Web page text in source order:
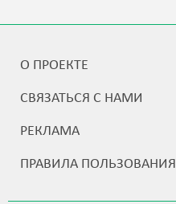
О ПРОЕКТЕ
СВЯЗАТЬСЯ С НАМИ
РЕКЛАМА
ПРАВИЛА ПОЛЬЗОВАНИЯ